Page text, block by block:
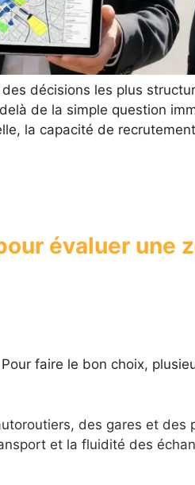
des décisions les plus
de la simple question
la capacité de
évaluer une
faire le bon choix,
des gares et des
et la fluidité des